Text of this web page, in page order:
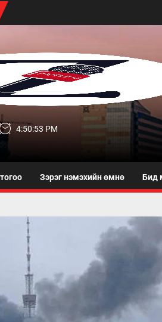
4:50:54 PM
Зэрэг нэмэхийн өмнө Бид